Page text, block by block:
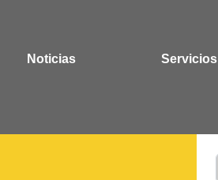
Noticias Servicios